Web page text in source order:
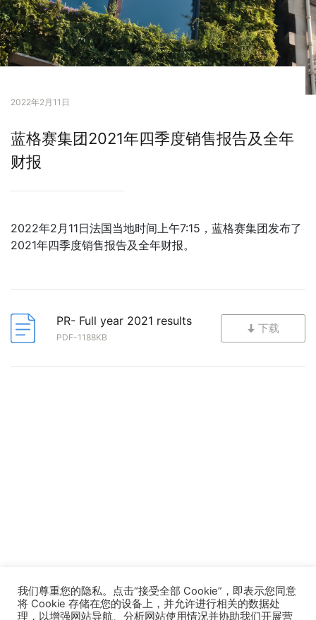
2022年2月11日
蓝格赛集团2021年四季度销售报告及全年
财报
2022年2月11日法国当地时间上午7:15，蓝格赛集团发布了
2021年四季度销售报告及全年财报。
PR- Full year 2021 results
PDF-1188KB
下载
我们尊重您的隐私。点击“接受全部 Cookie”，即表示您同意
将 Cookie 存储在您的设备上，并允许进行相关的数据处
理，以增强网站导航、分析网站使用情况并协助我们开展营